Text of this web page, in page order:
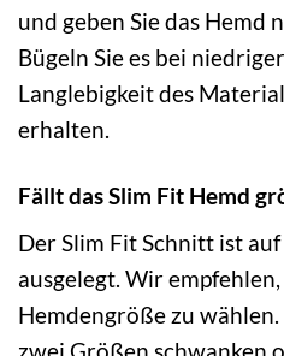
und geben Sie das Hemd
Bügeln Sie es bei
Langlebigkeit des
erhalten.
Fällt das Slim Fit Hemd
Der Slim Fit Schnitt ist
ausgelegt. Wir
Hemdengröße zu